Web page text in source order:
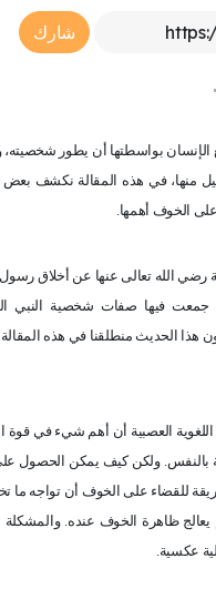
Article Link
شارك
بواسطتها أن يطور شخصيته،
منها، في هذه المقالة نكشف
الخوف أهمها.
رضي الله تعالى عنها عن أخلاق رسول
جمعت فيها صفات شخصية النبي
هذا الحديث منطلقنا في هذه المقالة
اللغوية العصبية أن أهم شيء في
بالنفس. ولكن كيف يمكن الحصول
للقضاء على الخوف أن تواجه ما
يعالج ظاهرة الخوف عنده.
عكسية.